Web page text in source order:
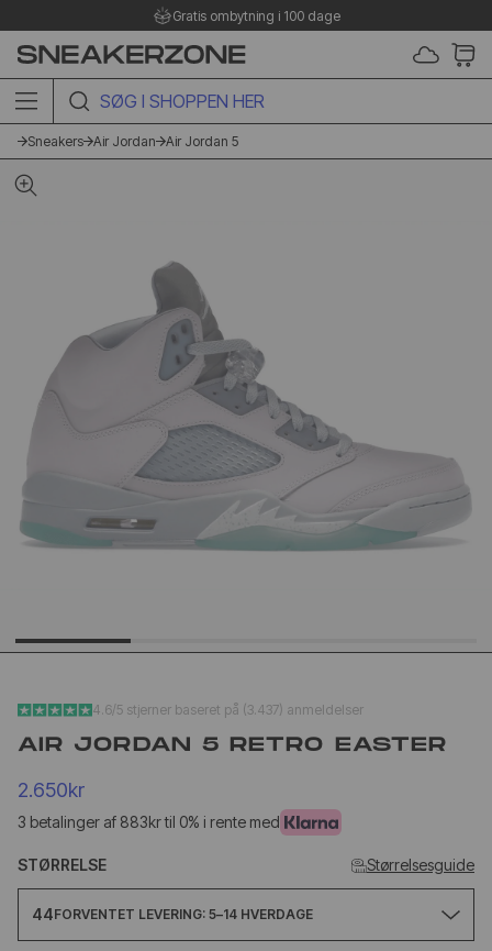
Gratis ombytning i 100 dage
SØG I SHOPPEN HER
YEEZY SLIDE YS-01
CREAM
499kr650kr
NEW
1906L
Sneakers Air Jordan Air Jordan 5
4.6/5 stjerner baseret på (3.437) anmeldelser
AIR JORDAN 5 RETRO EASTER
2.650kr
3 betalinger af 883kr til 0% i rente med
STØRRELSE Størrelsesguide
44FORVENTET LEVERING: 5–14 HVERDAGE